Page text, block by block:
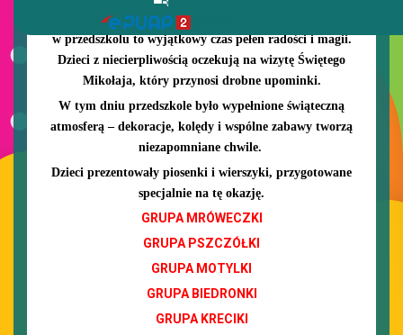
w przedszkolu to wyjątkowy czas pełen radości i magii.
Dzieci z niecierpliwością oczekują na wizytę Świętego
Mikołaja, który przynosi drobne upominki.
W tym dniu przedszkole było wypełnione świąteczną
atmosferą – dekoracje, kolędy i wspólne zabawy tworzą
niezapomniane chwile.
Dzieci prezentowały piosenki i wierszyki, przygotowane
specjalnie na tę okazję.
GRUPA MRÓWECZKI
GRUPA PSZCZÓŁKI
GRUPA MOTYLKI
GRUPA BIEDRONKI
GRUPA KRECIKI